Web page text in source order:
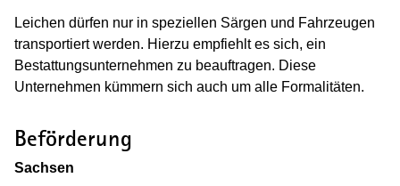
Leichen dürfen nur in speziellen Särgen und Fahrzeugen
transportiert werden. Hierzu empfiehlt es sich, ein
Bestattungsunternehmen zu beauftragen. Diese
Unternehmen kümmern sich auch um alle Formalitäten.
Beförderung
Sachsen